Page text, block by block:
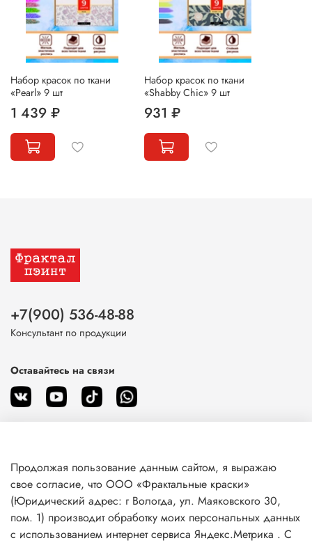
Набор красок по ткани
«Pearl» 9 шт
1 439 ₽
Набор красок по ткани
«Shabby Chic» 9 шт
931 ₽
О магазине
Клиентам
+7(900) 536-48-88
Консультант по продукции
Оставайтесь на связи
Продолжая пользование данным сайтом, я выражаю
свое согласие, что ООО «Фрактальные краски»
(Юридический адрес: г Вологда, ул. Маяковского 30,
пом. 1) производит обработку моих персональных данных
с использованием интернет сервиса Яндекс.Метрика . С